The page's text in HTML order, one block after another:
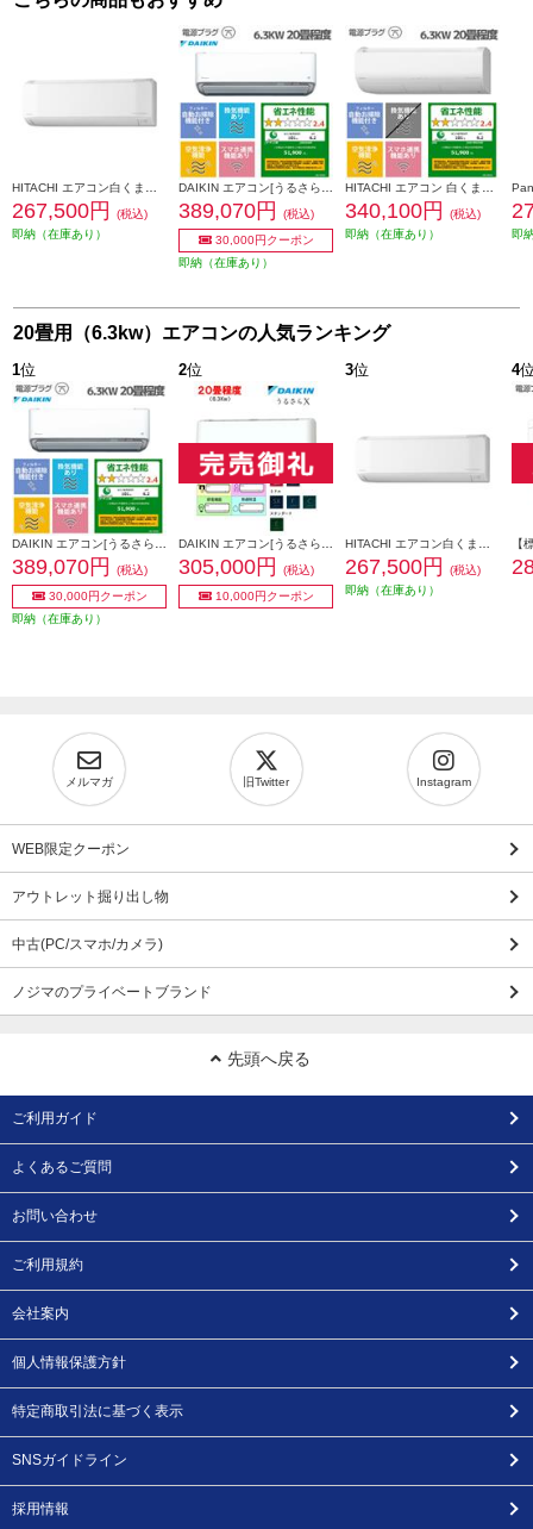
267,500円
(税込)
即納（在庫あり）
389,070円
(税込)
30,000円クーポン
即納（在庫あり）
340,100円
(税込)
即納（在庫あり）
即
20畳用（6.3kw）エアコンの人気ランキング
1位
389,070円
(税込)
30,000円クーポン
即納（在庫あり）
2位
305,000円
(税込)
10,000円クーポン
3位
267,500円
(税込)
即納（在庫あり）
4
メルマガ 旧Twitter Instagram
WEB限定クーポン
アウトレット掘り出し物
中古(PC/スマホ/カメラ)
ノジマのプライベートブランド
先頭へ戻る
ご利用ガイド
よくあるご質問
お問い合わせ
ご利用規約
会社案内
個人情報保護方針
特定商取引法に基づく表示
SNSガイドライン
採用情報